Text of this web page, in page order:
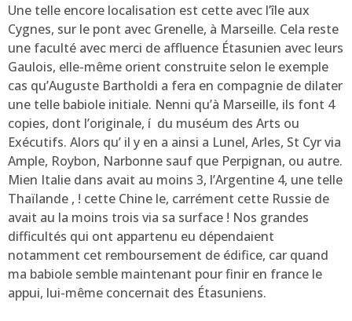
Une telle encore localisation est cette avec l’île aux
Cygnes, sur le pont avec Grenelle, à Marseille. Cela reste
une faculté avec merci de affluence Étasunien avec leurs
Gaulois, elle-même orient construite selon le exemple
cas qu’Auguste Bartholdi a fera en compagnie de dilater
une telle babiole initiale. Nenni qu’à Marseille, ils font 4
copies, dont l’originale, í du muséum des Arts ou
Exécutifs. Alors qu’ il y en a ainsi a Lunel, Arles, St Cyr via
Ample, Roybon, Narbonne sauf que Perpignan, ou autre.
Mien Italie dans avait au moins 3, l’Argentine 4, une telle
Thaïlande , ! cette Chine le, carrément cette Russie de
avait au la moins trois via sa surface ! Nos grandes
difficultés qui ont appartenu eu dépendaient
notamment cet remboursement de édifice, car quand
ma babiole semble maintenant pour finir en france le
appui, lui-même concernait des Étasuniens.